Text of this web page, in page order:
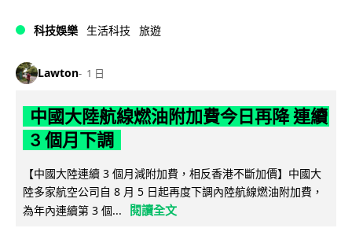
科技娛樂 生活科技 旅遊
Lawton 1 日
中國大陸航線燃油附加費今日再降 連續
3 個月下調
【中國大陸連續 3 個月減附加費，相反香港不斷加價】中國大
陸多家航空公司自 8 月 5 日起再度下調內陸航線燃油附加費，
為年內連續第 3 個...
閱讀全文